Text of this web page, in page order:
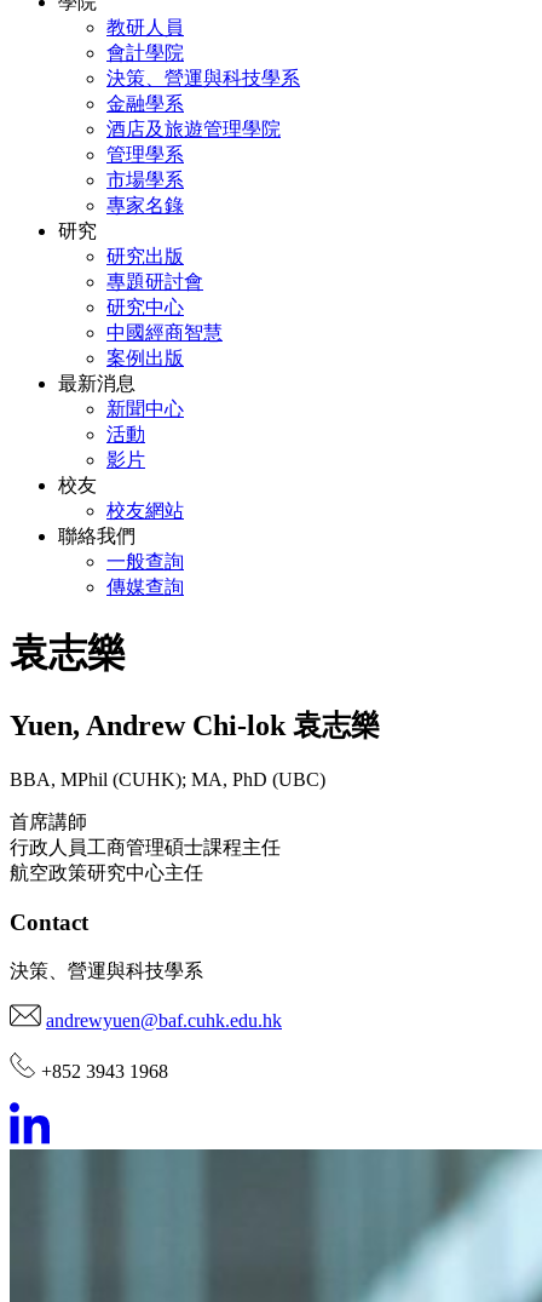
教研人員
會計學院
決策、營運與科技學系
金融學系
酒店及旅遊管理學院
管理學系
市場學系
專家名錄
研究
研究出版
專題研討會
研究中心
中國經商智慧
案例出版
最新消息
新聞中心
活動
影片
校友
校友網站
聯絡我們
一般查詢
傳媒查詢
袁志樂
Yuen, Andrew Chi-lok 袁志樂
BBA, MPhil (CUHK); MA, PhD (UBC)
首席講師
行政人員工商管理碩士課程主任
航空政策研究中心主任
Contact
決策、營運與科技學系
andrewyuen@baf.cuhk.edu.hk
+852 3943 1968